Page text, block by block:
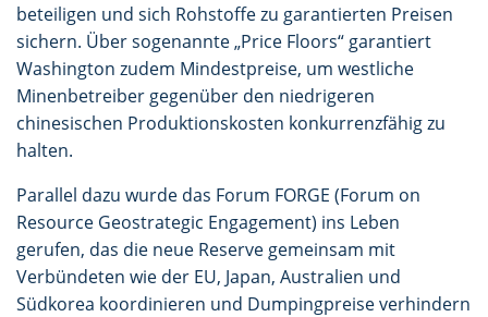
beteiligen und sich Rohstoffe zu garantierten Preisen
sichern. Über sogenannte „Price Floors“ garantiert
Washington zudem Mindestpreise, um westliche
Minenbetreiber gegenüber den niedrigeren
chinesischen Produktionskosten konkurrenzfähig zu
halten.
Parallel dazu wurde das Forum FORGE (Forum on
Resource Geostrategic Engagement) ins Leben
gerufen, das die neue Reserve gemeinsam mit
Verbündeten wie der EU, Japan, Australien und
Südkorea koordinieren und Dumpingpreise verhindern